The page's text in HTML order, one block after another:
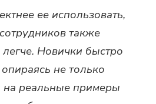
ее использовать,
также
Новички быстро
не только
на реальные примеры